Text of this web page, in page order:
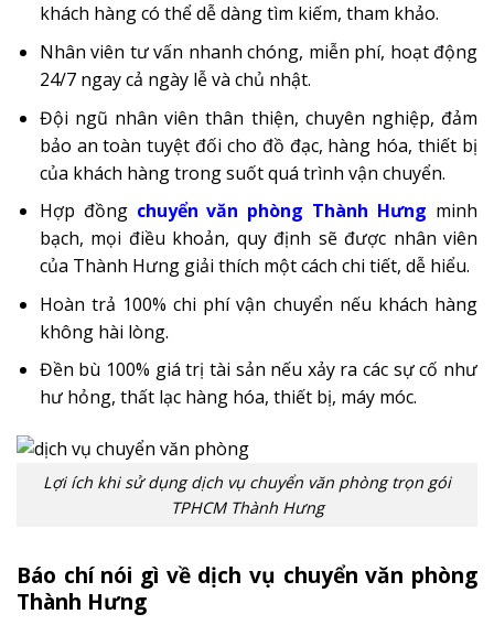
khách hàng có thể dễ dàng tìm kiếm, tham khảo.
Nhân viên tư vấn nhanh chóng, miễn phí, hoạt động
24/7 ngay cả ngày lễ và chủ nhật.
Đội ngũ nhân viên thân thiện, chuyên nghiệp, đảm
bảo an toàn tuyệt đối cho đồ đạc, hàng hóa, thiết bị
của khách hàng trong suốt quá trình vận chuyển.
Hợp đồng chuyển văn phòng Thành Hưng minh
bạch, mọi điều khoản, quy định sẽ được nhân viên
của Thành Hưng giải thích một cách chi tiết, dễ hiểu.
Hoàn trả 100% chi phí vận chuyển nếu khách hàng
không hài lòng.
Đền bù 100% giá trị tài sản nếu xảy ra các sự cố như
hư hỏng, thất lạc hàng hóa, thiết bị, máy móc.
Lợi ích khi sử dụng dịch vụ chuyển văn phòng trọn gói
TPHCM Thành Hưng
Báo chí nói gì về dịch vụ chuyển văn phòng
Thành Hưng